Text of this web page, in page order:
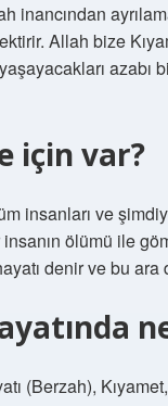
inancından
Allah bize
için var?
insanları ve
ölümü ile
denir ve bu ara
(Berzah),